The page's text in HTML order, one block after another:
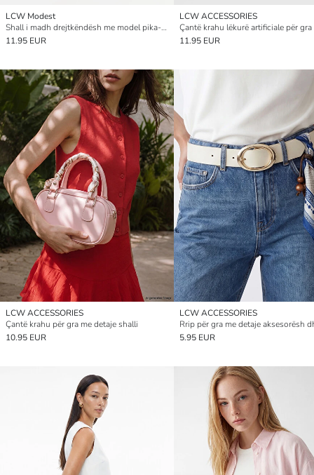
LCW Modest
Shall i madh drejtkëndësh me model pika-pika dhe blloqe për gra
11.95 EUR
LCW ACCESSORIES
Çantë krahu lëkurë artificiale për gra
11.95 EUR
LCW ACCESSORIES
Çantë krahu për gra me detaje shalli
10.95 EUR
LCW ACCESSORIES
5.95 EUR